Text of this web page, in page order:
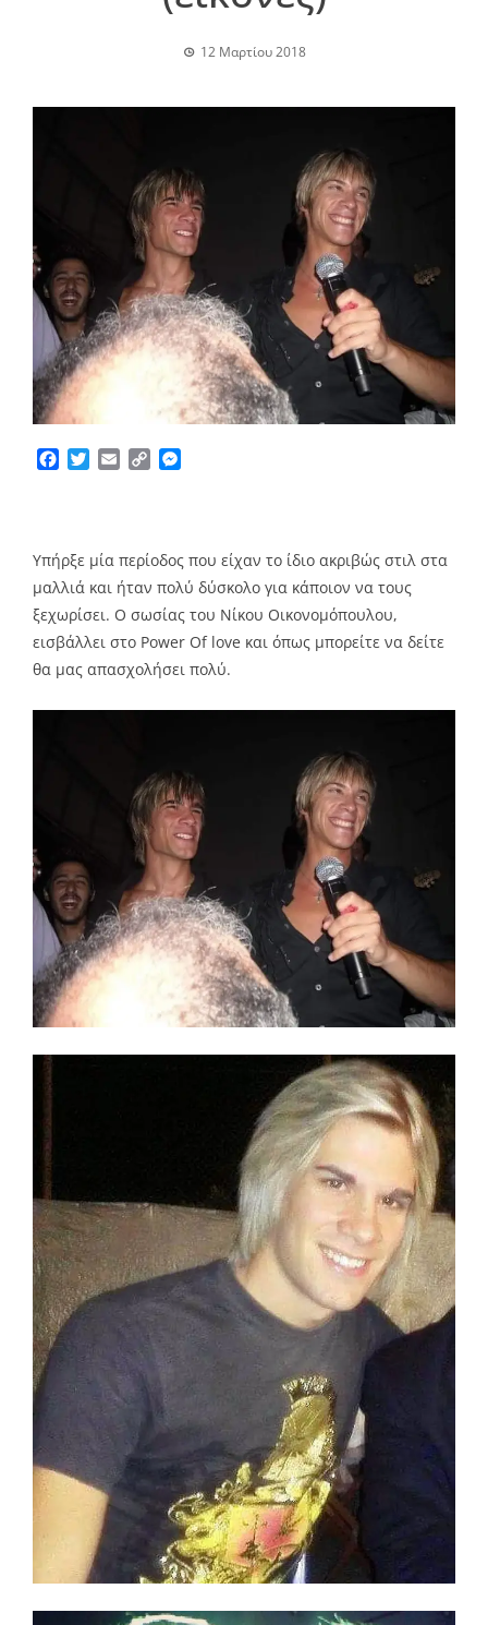
12 Μαρτίου 2018
Facebook
TwitterEmailCopy
Υπήρξε μία περίοδος που είχαν το ίδιο ακριβώς στιλ στα
μαλλιά και ήταν πολύ δύσκολο για κάποιον να τους
ξεχωρίσει. Ο σωσίας του Νίκου Οικονομόπουλου,
εισβάλλει στο Power Of love και όπως μπορείτε να δείτε
θα μας απασχολήσει πολύ.